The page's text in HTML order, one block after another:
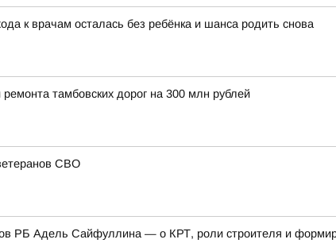
к врачам осталась без ребёнка и шанса родить снова
тамбовских дорог на 300 млн рублей
СВО
РБ Адель Сайфуллина — о КРТ, роли строителя и